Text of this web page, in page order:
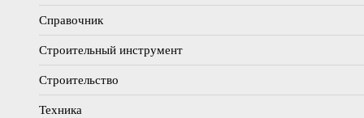
Справочник
Строительный инструмент
Строительство
Техника